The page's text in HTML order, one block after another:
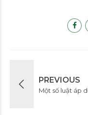
PREVIOUS
Một số luật áp